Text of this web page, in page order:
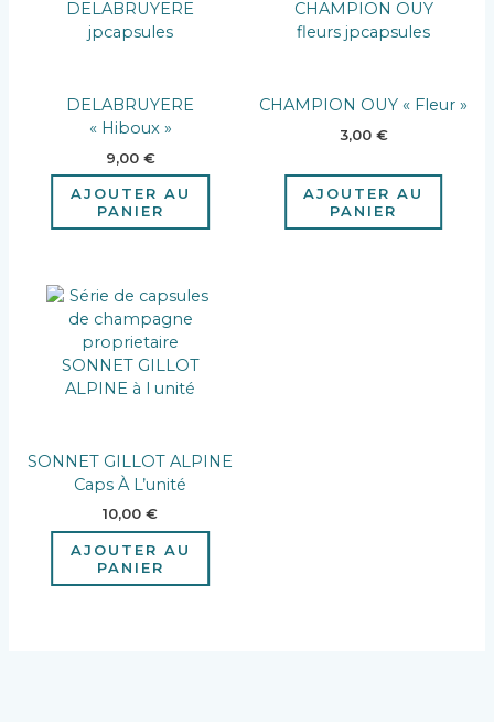
DELABRUYERE
« Hiboux »
9,00 €
AJOUTER AU
PANIER
CHAMPION OUY « Fleur »
3,00 €
AJOUTER AU
PANIER
SONNET GILLOT ALPINE
Caps À L’unité
10,00€
AJOUTER AU
PANIER